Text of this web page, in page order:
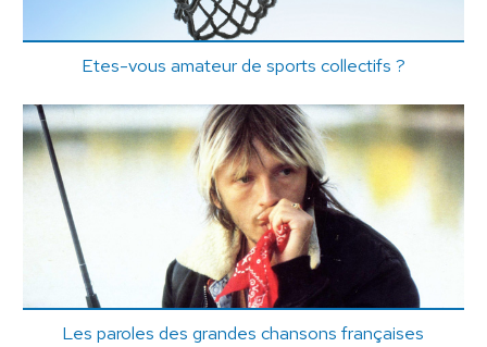
Etes-vous amateur de sports collectifs ?
Les paroles des grandes chansons françaises